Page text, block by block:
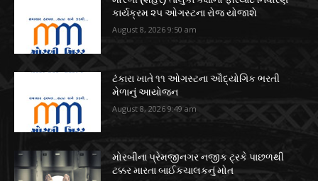
કાર્યક્રમ ૨૫ ઓગસ્ટના રોજ યોજાશે
August 8, 2026 9:50 am
ટંકારા ખાતે ૧૧ ઓગસ્ટના ઔદ્યોગિક ભરતી
મેળાનું આયોજન
August 8, 2026 9:49 am
મોરબીના પ્રેમજીનગર નજીક ટ્રકે પાછળથી
ટક્કર મારતા બાઈકચાલકનું મોત